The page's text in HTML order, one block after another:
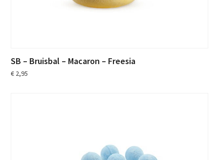
SB – Bruisbal – Macaron – Freesia
€ 2,95